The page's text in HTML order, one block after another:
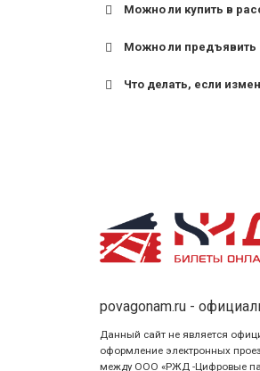
Можно ли купить в
Можно ли предъявить
Что делать, если
povagonam.ru -
Данный сайт не является
оформление электронных
между ООО «РЖД -Цифровые